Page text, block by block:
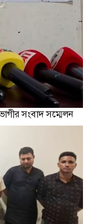
সংবাদ সম্মেলন